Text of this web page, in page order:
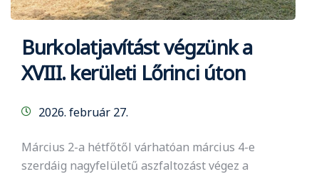
Burkolatjavítást végzünk a
XVIII. kerületi Lőrinci úton
2026. február 27.
Március 2-a hétfőtől várhatóan március 4-e
szerdáig nagyfelületű aszfaltozást végez a